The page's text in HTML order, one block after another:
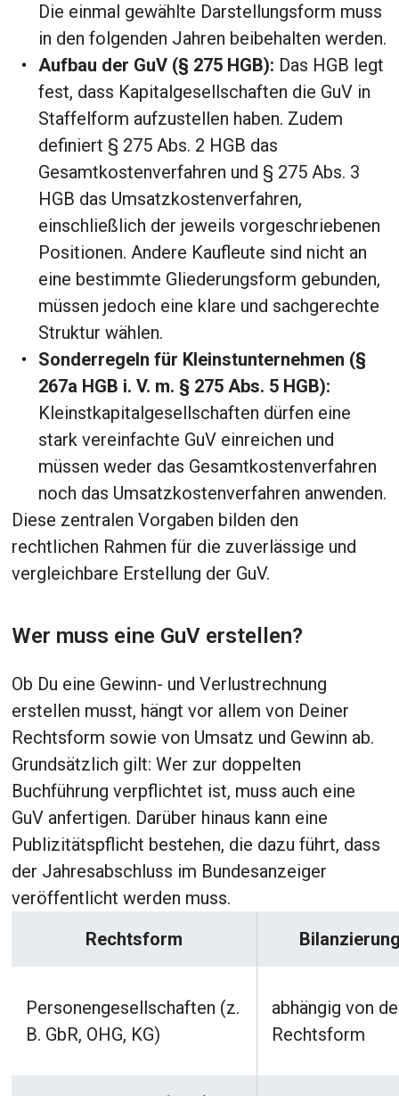
Die einmal gewählte Darstellungsform muss
in den folgenden Jahren beibehalten werden.
Aufbau der GuV (§ 275 HGB): Das HGB legt
fest, dass Kapitalgesellschaften die GuV in
Staffelform aufzustellen haben. Zudem
definiert § 275 Abs. 2 HGB das
Gesamtkostenverfahren und § 275 Abs. 3
HGB das Umsatzkostenverfahren,
einschließlich der jeweils vorgeschriebenen
Positionen. Andere Kaufleute sind nicht an
eine bestimmte Gliederungsform gebunden,
müssen jedoch eine klare und sachgerechte
Struktur wählen.
Sonderregeln für Kleinstunternehmen (§
267a HGB i. V. m. § 275 Abs. 5 HGB):
Kleinstkapitalgesellschaften dürfen eine
stark vereinfachte GuV einreichen und
müssen weder das Gesamtkostenverfahren
noch das Umsatzkostenverfahren anwenden.
Diese zentralen Vorgaben bilden den
rechtlichen Rahmen für die zuverlässige und
vergleichbare Erstellung der GuV.
Wer muss eine GuV erstellen?
Ob Du eine Gewinn- und Verlustrechnung
erstellen musst, hängt vor allem von Deiner
Rechtsform sowie von Umsatz und Gewinn ab.
Grundsätzlich gilt: Wer zur doppelten
Buchführung verpflichtet ist, muss auch eine
GuV anfertigen. Darüber hinaus kann eine
Publizitätspflicht bestehen, die dazu führt, dass
der Jahresabschluss im Bundesanzeiger
veröffentlicht werden muss.
Rechtsform
Personengesellschaften (z.
B. GbR, OHG, KG)
abhängig von
Rechtsform